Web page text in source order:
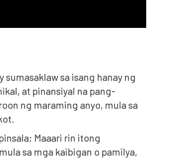
sumasaklaw sa isang hanay ng
at pinansiyal na pang-
ng maraming anyo, mula sa
Maaari rin itong
sa mga kaibigan o pamilya,